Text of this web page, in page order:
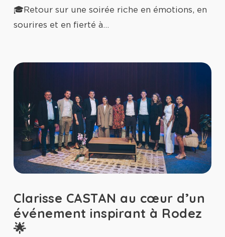
🎓Retour sur une soirée riche en émotions, en
sourires et en fierté à…
Clarisse CASTAN au cœur d’un
événement inspirant à Rodez
🌟